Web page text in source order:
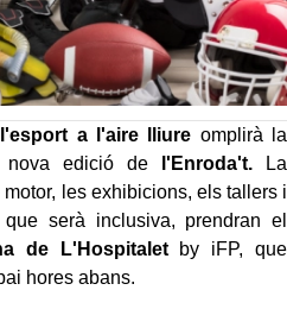
l'esport a l'aire lliure omplirà la
edició de l'Enroda't.La
les exhibicions, els tallers i
serà inclusiva, prendran el
de L'Hospitaletby iFP, que
hores abans.